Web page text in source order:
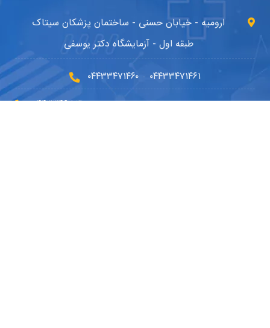
ارومیه - خیابان حسنی - ساختمان پزشکان سیتاک
طبقه اول - آزمایشگاه دکتر یوسفی
۰۴۴۳۳۴۷۱۴۶۰ - ۰۴۴۳۳۴۷۱۴۶۱
۰۴۴۳۳۴۶۲۰۳۰